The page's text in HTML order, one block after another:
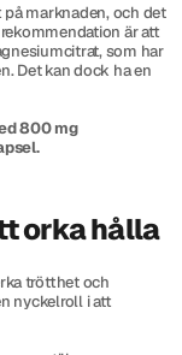
marknaden, och det
är att
som har
Det kan dock ha en
800 mg
orka hålla
trötthet och
nyckelroll i att